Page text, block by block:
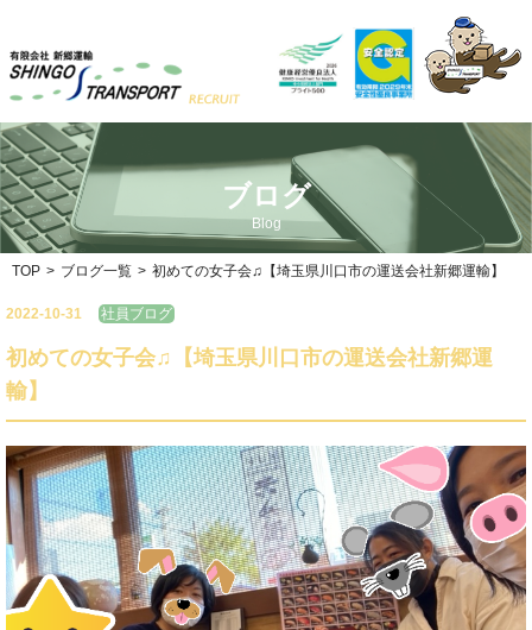
ブログ
Blog
TOP > ブログ一覧 > 初めての女子会♫【埼玉県川口市の運送会社新郷運輸】
2022-10-31 社員ブログ
初めての女子会♫【埼玉県川口市の運送会社新郷運
輸】